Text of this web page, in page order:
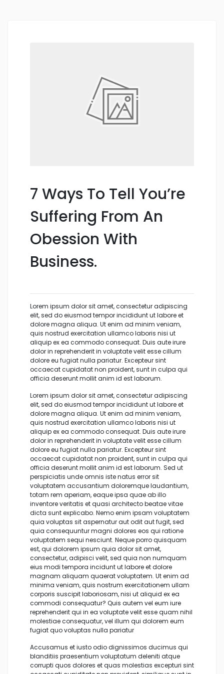
7 Ways To Tell You’re
Suffering From An
Obession With
Business.
Lorem ipsum dolor sit amet, consectetur adipiscing
elit, sed do eiusmod tempor incididunt ut labore et
dolore magna aliqua. Ut enim ad minim veniam,
quis nostrud exercitation ullamco laboris nisi ut
aliquip ex ea commodo consequat. Duis aute irure
dolor in reprehenderit in voluptate velit esse cillum
dolore eu fugiat nulla pariatur. Excepteur sint
occaecat cupidatat non proident, sunt in culpa qui
officia deserunt mollit anim id est laborum.
Lorem ipsum dolor sit amet, consectetur adipiscing
elit, sed do eiusmod tempor incididunt ut labore et
dolore magna aliqua. Ut enim ad minim veniam,
quis nostrud exercitation ullamco laboris nisi ut
aliquip ex ea commodo consequat. Duis aute irure
dolor in reprehenderit in voluptate velit esse cillum
dolore eu fugiat nulla pariatur. Excepteur sint
occaecat cupidatat non proident, sunt in culpa qui
officia deserunt mollit anim id est laborum. Sed ut
perspiciatis unde omnis iste natus error sit
voluptatem accusantium doloremque laudantium,
totam rem aperiam, eaque ipsa quae ab illo
inventore veritatis et quasi architecto beatae vitae
dicta sunt explicabo. Nemo enim ipsam voluptatem
quia voluptas sit aspernatur aut odit aut fugit, sed
quia consequuntur magni dolores eos qui ratione
voluptatem sequi nesciunt. Neque porro quisquam
est, qui dolorem ipsum quia dolor sit amet,
consectetur, adipisci velit, sed quia non numquam
eius modi tempora incidunt ut labore et dolore
magnam aliquam quaerat voluptatem. Ut enim ad
minima veniam, quis nostrum exercitationem ullam
corporis suscipit laboriosam, nisi ut aliquid ex ea
commodi consequatur? Quis autem vel eum iure
reprehenderit qui in ea voluptate velit esse quam nihil
molestiae consequatur, vel illum qui dolorem eum
fugiat quo voluptas nulla pariatur
Accusamus et iusto odio dignissimos ducimus qui
blanditiis praesentium voluptatum deleniti atque
corrupti quos dolores et quas molestias excepturi sint